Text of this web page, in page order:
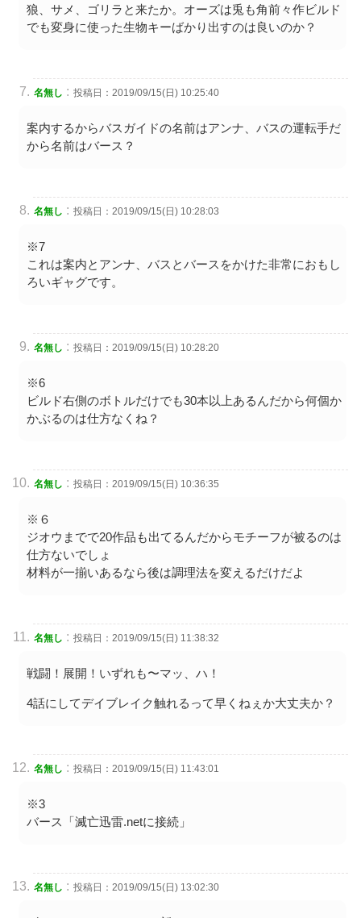
狼、サメ、ゴリラと来たか。オーズは兎も角前々作ビルド
でも変身に使った生物キーばかり出すのは良いのか？
名無し : 投稿日：2019/09/15(日) 10:25:40
案内するからバスガイドの名前はアンナ、バスの運転手だ
から名前はバース？
名無し : 投稿日：2019/09/15(日) 10:28:03
※7
これは案内とアンナ、バスとバースをかけた非常におもし
ろいギャグです。
名無し : 投稿日：2019/09/15(日) 10:28:20
※6
ビルド右側のボトルだけでも30本以上あるんだから何個か
かぶるのは仕方なくね？
名無し : 投稿日：2019/09/15(日) 10:36:35
※６
ジオウまでで20作品も出てるんだからモチーフが被るのは
仕方ないでしょ
材料が一揃いあるなら後は調理法を変えるだけだよ
名無し : 投稿日：2019/09/15(日) 11:38:32
戦闘！展開！いずれも〜マッ、ハ！
4話にしてデイブレイク触れるって早くねぇか大丈夫か？
名無し : 投稿日：2019/09/15(日) 11:43:01
※3
バース「滅亡迅雷.netに接続」
名無し : 投稿日：2019/09/15(日) 13:02:30